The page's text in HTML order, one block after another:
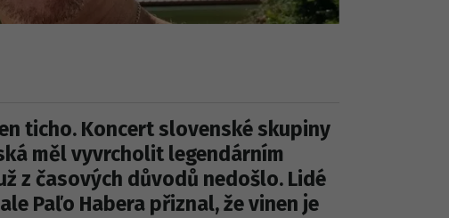
ticho. Koncert slovenské skupiny
měl vyvrcholit legendárním
z časových důvodů nedošlo. Lidé
Paľo Habera přiznal, že vinen je